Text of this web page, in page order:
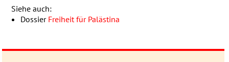
Siehe auch:
Dossier Freiheit für Palästina